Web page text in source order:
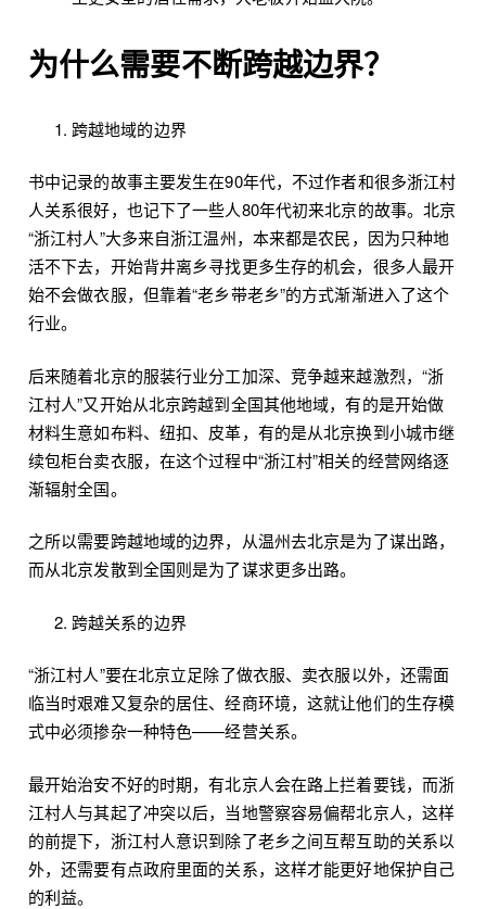
为什么需要不断跨越边界？
跨越地域的边界
书中记录的故事主要发生在90年代，不过作者和很多浙江村
人关系很好，也记下了一些人80年代初来北京的故事。北京
“浙江村人”大多来自浙江温州，本来都是农民，因为只种地
活不下去，开始背井离乡寻找更多生存的机会，很多人最开
始不会做衣服，但靠着“老乡带老乡”的方式渐渐进入了这个
行业。
后来随着北京的服装行业分工加深、竞争越来越激烈，“浙
江村人”又开始从北京跨越到全国其他地域，有的是开始做
材料生意如布料、纽扣、皮革，有的是从北京换到小城市继
续包柜台卖衣服，在这个过程中“浙江村”相关的经营网络逐
渐辐射全国。
之所以需要跨越地域的边界，从温州去北京是为了谋出路，
而从北京发散到全国则是为了谋求更多出路。
跨越关系的边界
“浙江村人”要在北京立足除了做衣服、卖衣服以外，还需面
临当时艰难又复杂的居住、经商环境，这就让他们的生存模
式中必须掺杂一种特色——经营关系。
最开始治安不好的时期，有北京人会在路上拦着要钱，而浙
江村人与其起了冲突以后，当地警察容易偏帮北京人，这样
的前提下，浙江村人意识到除了老乡之间互帮互助的关系以
外，还需要有点政府里面的关系，这样才能更好地保护自己
的利益。